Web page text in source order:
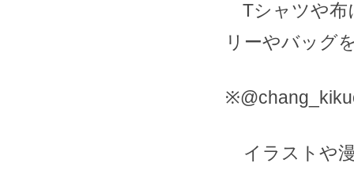
Tシャツや布
リーやバッグ
イラストや